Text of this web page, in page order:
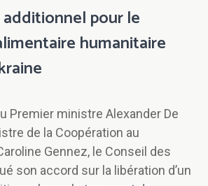
pour le
humanitaire
Premier ministre Alexander De
de la Coopération au
Gennez, le Conseil des
son accord sur la libération d’un